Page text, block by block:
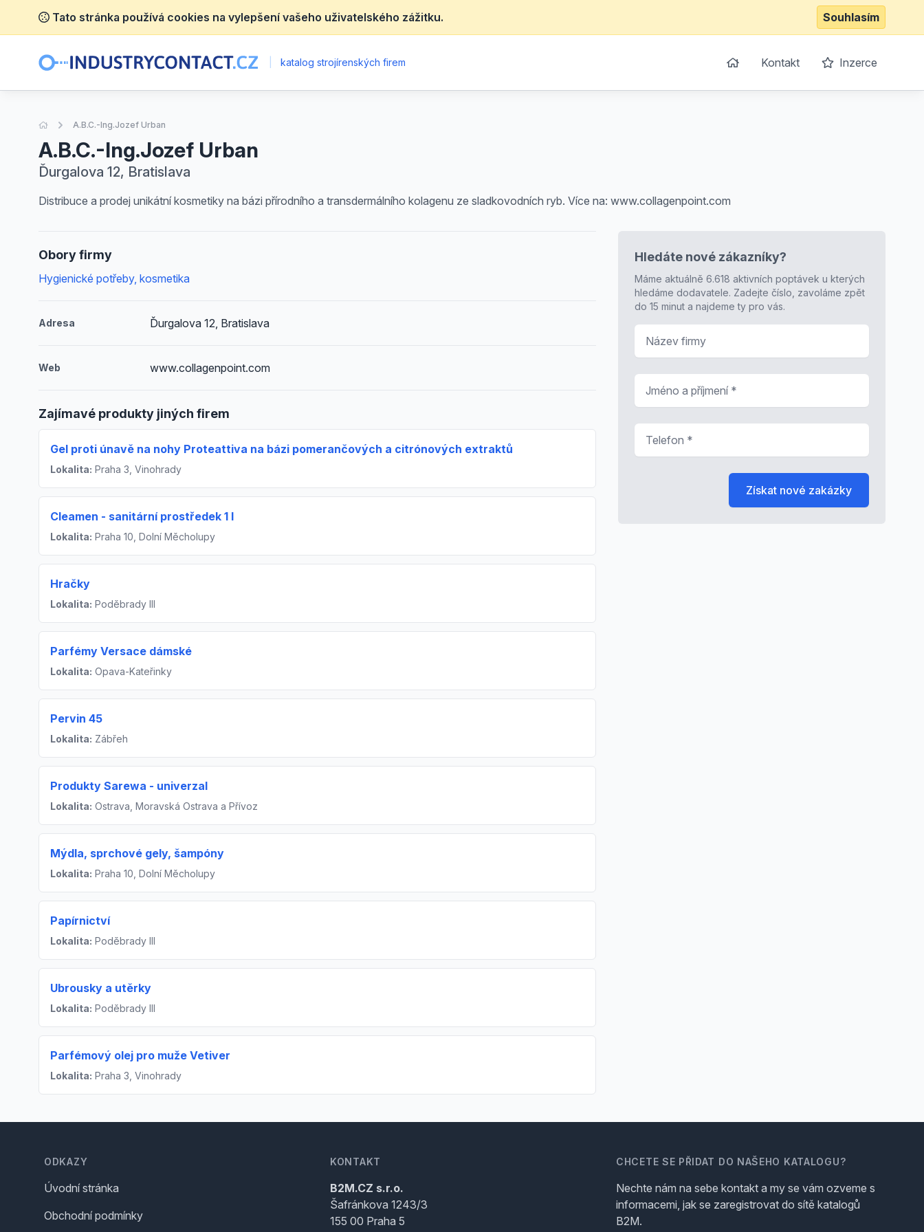
Tato stránka používá cookies na vylepšení vašeho uživatelského zážitku. Souhlasím
katalog strojírenských firem Kontakt Inzerce
Úvodní stránka
A.B.C.-Ing.Jozef Urban
A.B.C.-Ing.Jozef Urban
Ďurgalova 12, Bratislava
Distribuce a prodej unikátní kosmetiky na bázi přírodního a transdermálního kolagenu ze sladkovodních ryb. Více na: www.collagenpoint.com
Obory firmy
Hygienické potřeby, kosmetika
Adresa Ďurgalova 12, Bratislava
Web www.collagenpoint.com
Zajímavé produkty jiných firem
Gel proti únavě na nohy Proteattiva na bázi pomerančových a citrónových extraktů
Lokalita: Praha 3, Vinohrady
Cleamen - sanitární prostředek 1 l
Lokalita: Praha 10, Dolní Měcholupy
Hračky
Lokalita: Poděbrady III
Parfémy Versace dámské
Lokalita: Opava-Kateřinky
Pervin 45
Lokalita: Zábřeh
Produkty Sarewa - univerzal
Lokalita: Ostrava, Moravská Ostrava a Přívoz
Mýdla, sprchové gely, šampóny
Lokalita: Praha 10, Dolní Měcholupy
Papírnictví
Lokalita: Poděbrady III
Ubrousky a utěrky
Lokalita: Poděbrady III
Parfémový olej pro muže Vetiver
Lokalita: Praha 3, Vinohrady
Hledáte nové zákazníky?
Máme aktuálně 6.618 aktivních poptávek u kterých
hledáme dodavatele. Zadejte číslo, zavoláme zpět
do 15 minut a najdeme ty pro vás.
Získat nové zakázky
ODKAZY
Úvodní stránka
Obchodní podmínky
KONTAKT
B2M.CZ s.r.o.
Šafránkova 1243/3
155 00 Praha 5
CHCETE SE PŘIDAT DO NAŠEHO KATALOGU?
Nechte nám na sebe kontakt a my se vám ozveme s
informacemi, jak se zaregistrovat do sítě katalogů
B2M.